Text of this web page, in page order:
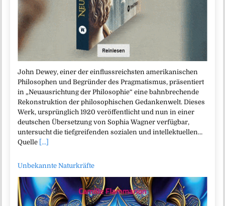
John Dewey, einer der einflussreichsten amerikanischen
Philosophen und Begründer des Pragmatismus, präsentiert
in „Neuausrichtung der Philosophie“ eine bahnbrechende
Rekonstruktion der philosophischen Gedankenwelt. Dieses
Werk, ursprünglich 1920 veröffentlicht und nun in einer
deutschen Übersetzung von Sophia Wagner verfügbar,
untersucht die tiefgreifenden sozialen und intellektuellen…
Quelle [...]
Unbekannte Naturkräfte